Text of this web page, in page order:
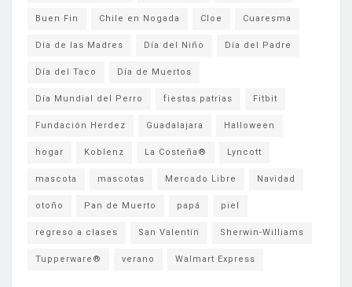
Buen Fin Chile en Nogada Cloe Cuaresma
Día de las Madres Día del Niño Día del Padre
Día del Taco Día de Muertos
Día Mundial del Perro fiestas patrias Fitbit
Fundación Herdez Guadalajara Halloween
hogar Koblenz La Costeña® Lyncott
mascota mascotas Mercado Libre Navidad
otoño Pan de Muerto papá piel
regreso a clases San Valentín Sherwin-Williams
Tupperware® verano Walmart Express